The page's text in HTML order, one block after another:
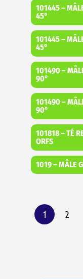
101445 –
45°
101445 –
45°
101490 –
90°
101490 –
90°
101818 – TÉ
ORFS
1019 – MÂLE
1 2